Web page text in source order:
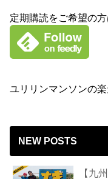
定期購読をご希望の
ユリリンマンソンの
NEW POSTS
【九